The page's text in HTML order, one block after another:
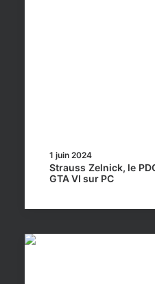
1 juin 2024
Strauss Zelnick, le
GTA VI sur PC